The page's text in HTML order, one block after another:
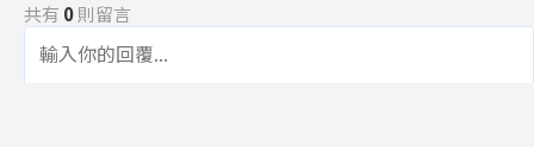
共有 0則留言